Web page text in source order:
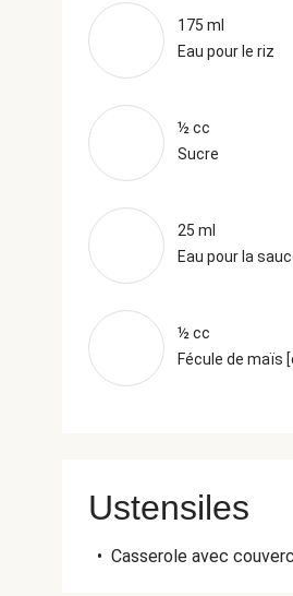
175 ml
Eau pour le riz
½ cc
Sucre
25 ml
Eau pour la
½ cc
Fécule de maïs
Ustensiles
• Casserole avec